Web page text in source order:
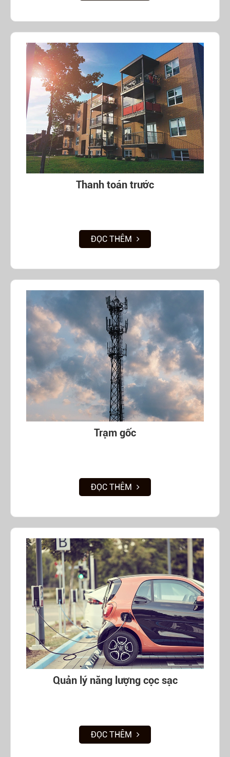
Thanh toán trước
ĐỌC THÊM
Trạm gốc
ĐỌC THÊM
Quản lý năng lượng cọc sạc
ĐỌC THÊM